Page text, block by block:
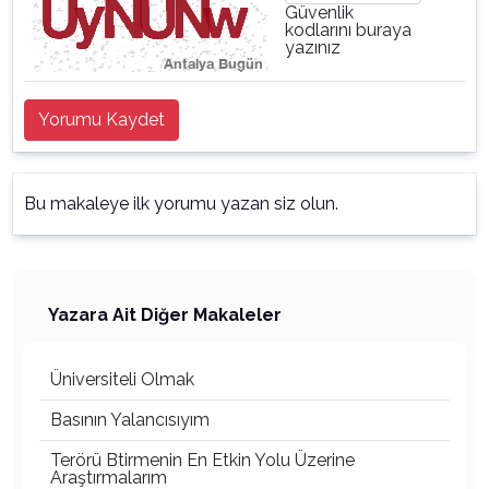
Güvenlik
kodlarını buraya
yazınız
Yorumu Kaydet
Bu makaleye ilk yorumu yazan siz olun.
Yazara Ait Diğer Makaleler
Üniversiteli Olmak
Basının Yalancısıyım
Terörü Btirmenin En Etkin Yolu Üzerine
Araştırmalarım